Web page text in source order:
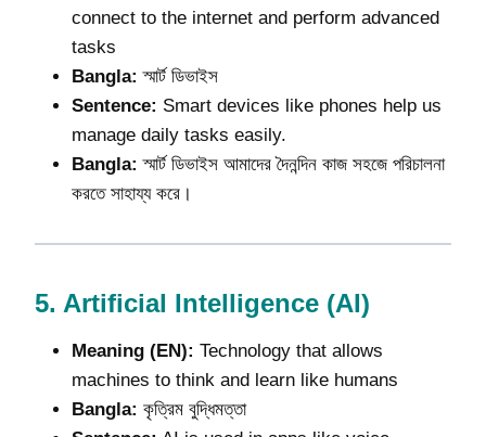
connect to the internet and perform advanced
tasks
Bangla: স্মার্ট ডিভাইস
Sentence: Smart devices like phones help us
manage daily tasks easily.
Bangla: স্মার্ট ডিভাইস আমাদের দৈনন্দিন কাজ সহজে পরিচালনা
করতে সাহায্য করে।
5. Artificial Intelligence (AI)
Meaning (EN): Technology that allows
machines to think and learn like humans
Bangla: কৃত্রিম বুদ্ধিমত্তা